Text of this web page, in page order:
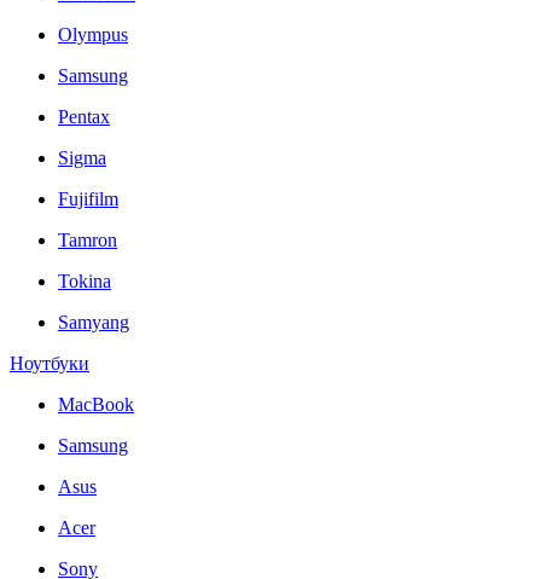
Olympus
Samsung
Pentax
Sigma
Fujifilm
Tamron
Tokina
Samyang
Ноутбуки
MacBook
Samsung
Asus
Acer
Sony